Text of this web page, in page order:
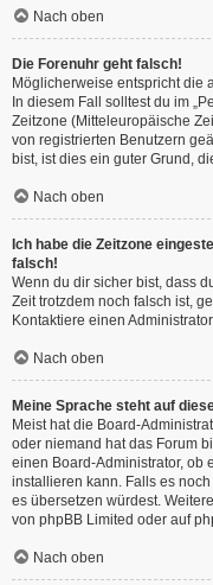
Nach oben
Die Forenuhr geht falsch!
Möglicherweise entspricht die
In diesem Fall solltest du im
Zeitzone (Mitteleuropäische
von registrierten Benutzern
bist, ist dies ein guter Grund,
Nach oben
Ich habe die Zeitzone
falsch!
Wenn du dir sicher bist, dass
Zeit trotzdem noch falsch ist,
Kontaktiere einen
Nach oben
Meine Sprache steht auf
Meist hat die Board-
oder niemand hat das Forum
einen Board-Administrator, ob
installieren kann. Falls es
es übersetzen würdest.
von phpBB Limited oder auf
Nach oben